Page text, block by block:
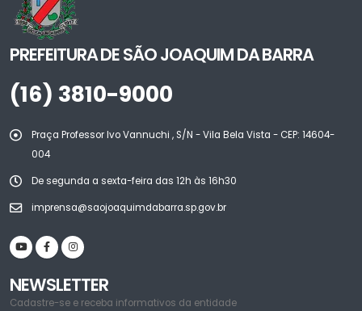
PREFEITURA DE SÃO JOAQUIM DA BARRA
(16) 3810-9000
Praça Professor Ivo Vannuchi , S/N - Vila Bela Vista - CEP: 14604-
004
De segunda a sexta-feira das 12h às 16h30
imprensa@saojoaquimdabarra.sp.gov.br
NEWSLETTER
Cadastre-se e receba informativos da entidade